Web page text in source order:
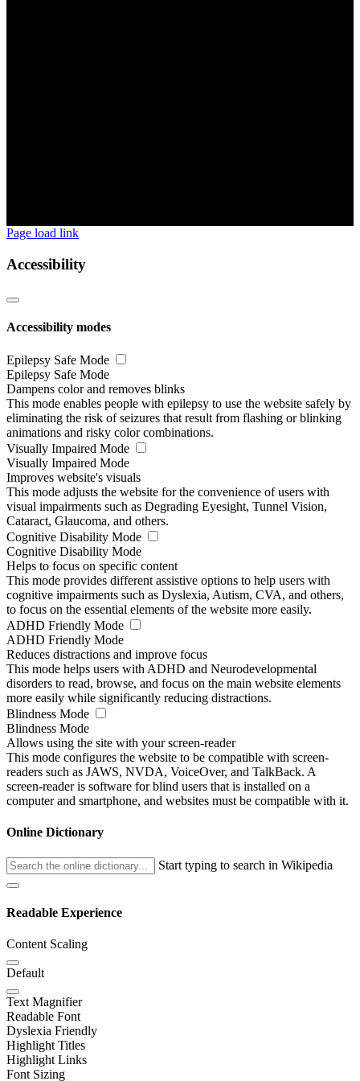
Page load link
Accessibility
Accessibility modes
Epilepsy Safe Mode
Epilepsy Safe Mode
Dampens color and removes blinks
This mode enables people with epilepsy to use the website safely by
eliminating the risk of seizures that result from flashing or blinking
animations and risky color combinations.
Visually Impaired Mode
Visually Impaired Mode
Improves website's visuals
This mode adjusts the website for the convenience of users with
visual impairments such as Degrading Eyesight, Tunnel Vision,
Cataract, Glaucoma, and others.
Cognitive Disability Mode
Cognitive Disability Mode
Helps to focus on specific content
This mode provides different assistive options to help users with
cognitive impairments such as Dyslexia, Autism, CVA, and others,
to focus on the essential elements of the website more easily.
ADHD Friendly Mode
ADHD Friendly Mode
Reduces distractions and improve focus
This mode helps users with ADHD and Neurodevelopmental
disorders to read, browse, and focus on the main website elements
more easily while significantly reducing distractions.
Blindness Mode
Blindness Mode
Allows using the site with your screen-reader
This mode configures the website to be compatible with screen-
readers such as JAWS, NVDA, VoiceOver, and TalkBack. A
screen-reader is software for blind users that is installed on a
computer and smartphone, and websites must be compatible with it.
Online Dictionary
Start typing to search in Wikipedia
Readable Experience
Content Scaling
Default
Text Magnifier
Readable Font
Dyslexia Friendly
Highlight Titles
Highlight Links
Font Sizing